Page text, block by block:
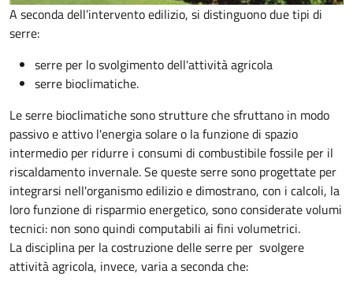
A seconda dell’intervento edilizio, si distinguono due tipi di
serre:
serre per lo svolgimento dell'attività agricola
serre bioclimatiche.
Le serre bioclimatiche sono strutture che sfruttano in modo
passivo e attivo l'energia solare o la funzione di spazio
intermedio per ridurre i consumi di combustibile fossile per il
riscaldamento invernale. Se queste serre sono progettate per
integrarsi nell'organismo edilizio e dimostrano, con i calcoli, la
loro funzione di risparmio energetico, sono considerate volumi
tecnici: non sono quindi computabili ai fini volumetrici.
La disciplina per la costruzione delle serre per svolgere
attività agricola, invece, varia a seconda che: